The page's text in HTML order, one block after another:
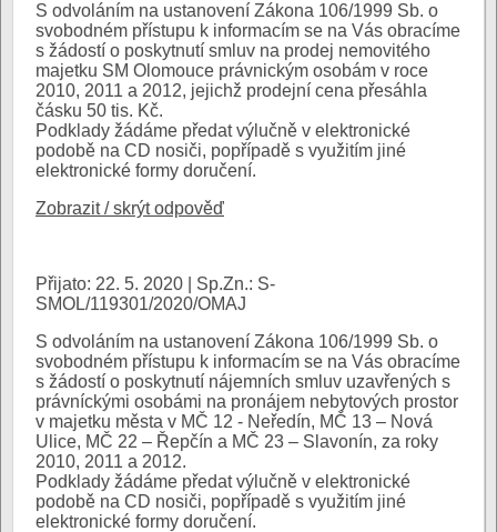
S odvoláním na ustanovení Zákona 106/1999 Sb. o
svobodném přístupu k informacím se na Vás obracíme
s žádostí o poskytnutí smluv na prodej nemovitého
majetku SM Olomouce právnickým osobám v roce
2010, 2011 a 2012, jejichž prodejní cena přesáhla
čásku 50 tis. Kč.
Podklady žádáme předat výlučně v elektronické
podobě na CD nosiči, popřípadě s využitím jiné
elektronické formy doručení.
Zobrazit / skrýt odpověď
Přijato: 22. 5. 2020 | Sp.Zn.: S-
SMOL/119301/2020/OMAJ
S odvoláním na ustanovení Zákona 106/1999 Sb. o
svobodném přístupu k informacím se na Vás obracíme
s žádostí o poskytnutí nájemních smluv uzavřených s
právníckými osobámi na pronájem nebytových prostor
v majetku města v MČ 12 - Neředín, MČ 13 – Nová
Ulice, MČ 22 – Řepčín a MČ 23 – Slavonín, za roky
2010, 2011 a 2012.
Podklady žádáme předat výlučně v elektronické
podobě na CD nosiči, popřípadě s využitím jiné
elektronické formy doručení.